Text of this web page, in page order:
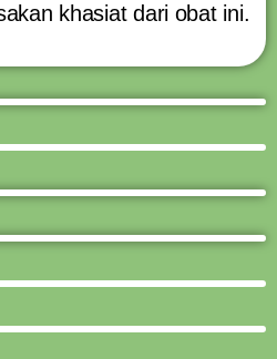
khasiat dari obat ini.